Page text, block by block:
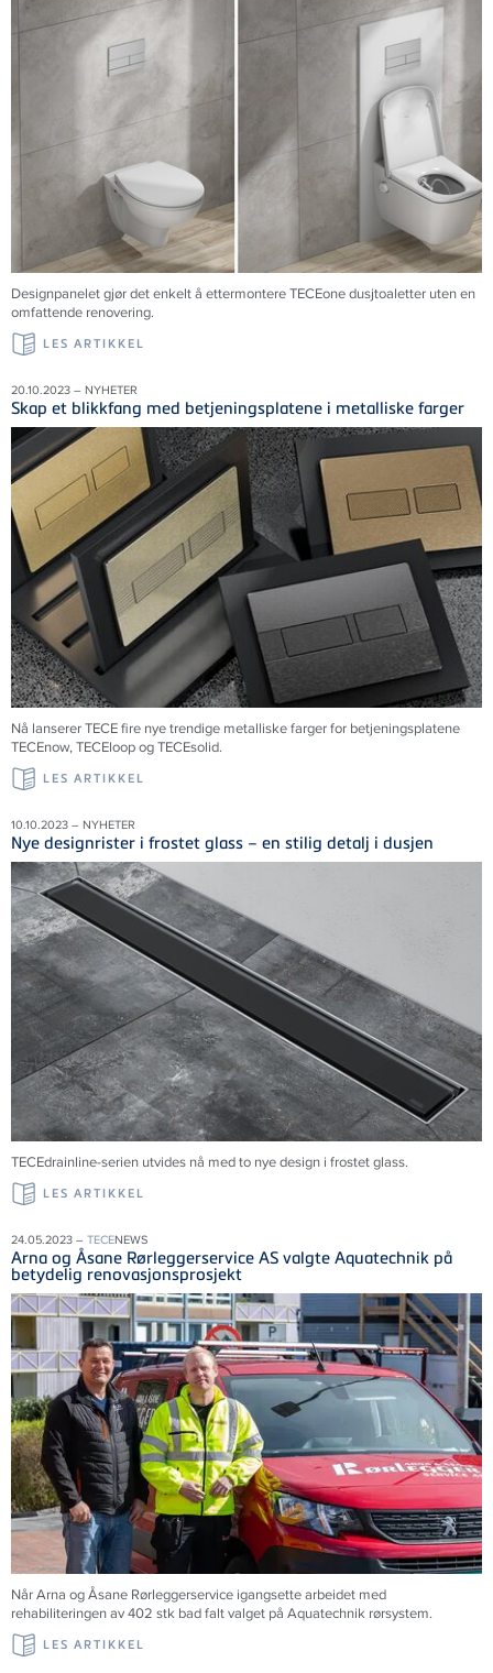
Designpanelet gjør det enkelt å ettermontere TECEone dusjtoaletter uten en
omfattende renovering.
LES ARTIKKEL
20.10.2023 – NYHETER
Skap et blikkfang med betjeningsplatene i metalliske farger
Nå lanserer TECE fire nye trendige metalliske farger for betjeningsplatene
TECEnow, TECEloop og TECEsolid.
LES ARTIKKEL
10.10.2023 – NYHETER
Nye designrister i frostet glass – en stilig detalj i dusjen
TECEdrainline-serien utvides nå med to nye design i frostet glass.
LES ARTIKKEL
24.05.2023 – TECENEWS
Arna og Åsane Rørleggerservice AS valgte Aquatechnik på
betydelig renovasjonsprosjekt
Når Arna og Åsane Rørleggerservice igangsette arbeidet med
rehabiliteringen av 402 stk bad falt valget på Aquatechnik rørsystem.
LES ARTIKKEL